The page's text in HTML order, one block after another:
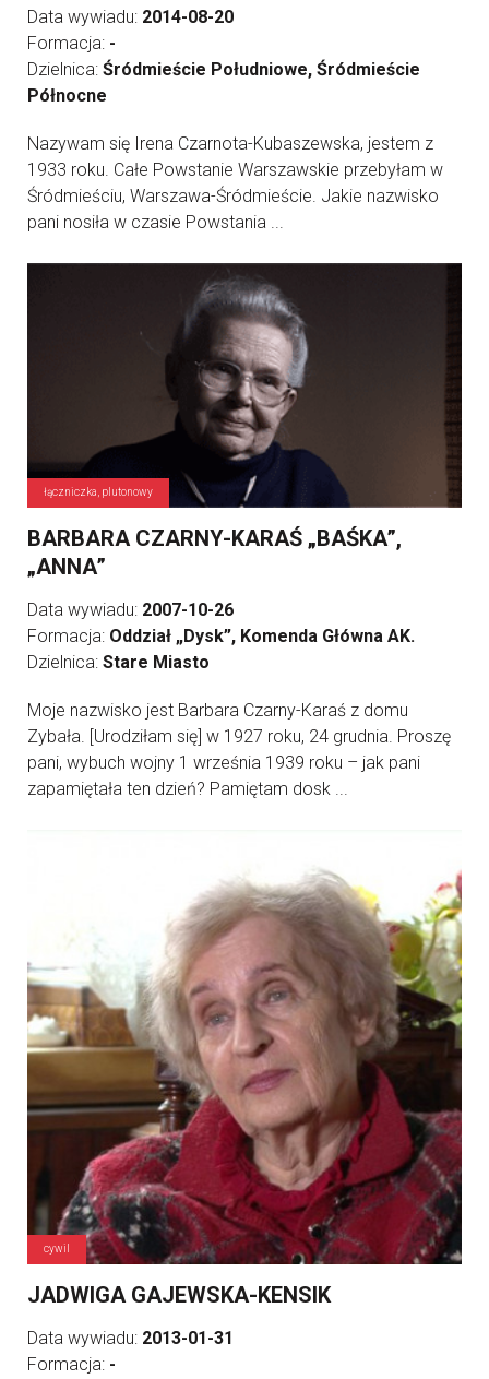
Data wywiadu: 2014-08-20
Formacja: -
Dzielnica: Śródmieście Południowe, Śródmieście
Północne
Nazywam się Irena Czarnota-Kubaszewska, jestem z
1933 roku. Całe Powstanie Warszawskie przebyłam w
Śródmieściu, Warszawa-Śródmieście. Jakie nazwisko
pani nosiła w czasie Powstania ...
łączniczka, plutonowy
BARBARA CZARNY-KARAŚ „BAŚKA”,
„ANNA”
Data wywiadu: 2007-10-26
Formacja: Oddział „Dysk”, Komenda Główna AK.
Dzielnica: Stare Miasto
Moje nazwisko jest Barbara Czarny-Karaś z domu
Zybała. [Urodziłam się] w 1927 roku, 24 grudnia. Proszę
pani, wybuch wojny 1 września 1939 roku – jak pani
zapamiętała ten dzień? Pamiętam dosk ...
cywil
JADWIGA GAJEWSKA-KENSIK
Data wywiadu: 2013-01-31
Formacja: -